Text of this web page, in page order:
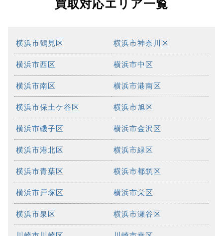
買取対応エリア一覧
横浜市鶴見区 横浜市神奈川区
横浜市西区 横浜市中区
横浜市南区 横浜市港南区
横浜市保土ケ谷区 横浜市旭区
横浜市磯子区 横浜市金沢区
横浜市港北区 横浜市緑区
横浜市青葉区 横浜市都筑区
横浜市戸塚区 横浜市栄区
横浜市泉区 横浜市瀬谷区